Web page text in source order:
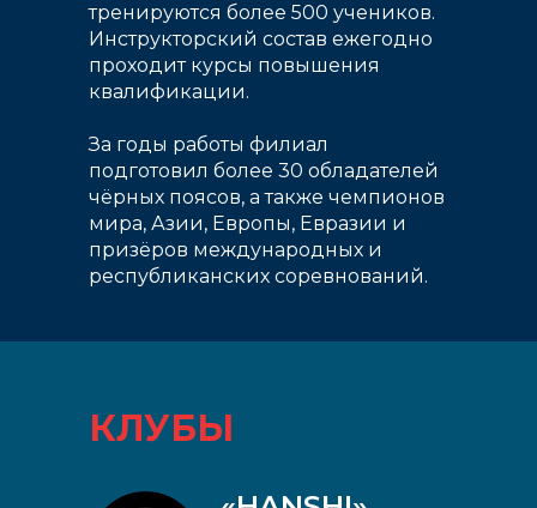
тренируются более 500 учеников.
Инструкторский состав ежегодно
проходит курсы повышения
квалификации.
За годы работы филиал
подготовил более 30 обладателей
чёрных поясов, а также чемпионов
мира, Азии, Европы, Евразии и
призёров международных и
республиканских соревнований.
КЛУБЫ